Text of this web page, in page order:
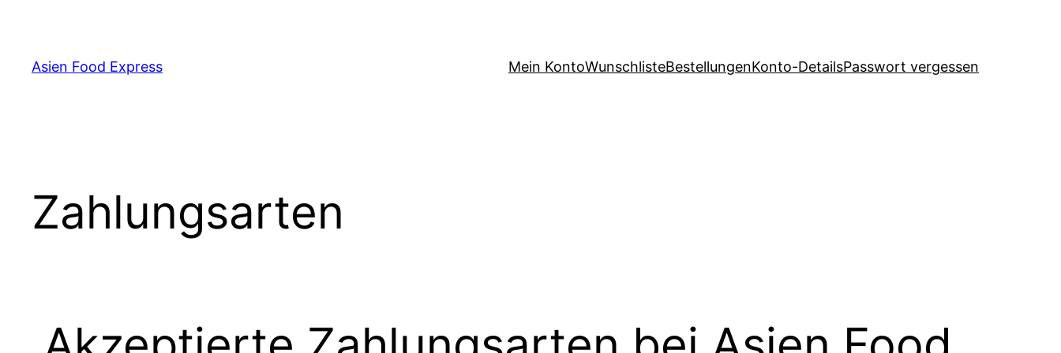
springen
Asien Food Express Mein KontoWunschlisteBestellungenKonto-DetailsPasswort vergessen
Zahlungsarten